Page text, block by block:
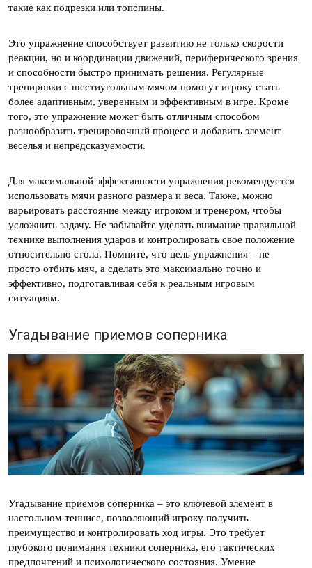
такие как подрезки или топспины.
Это упражнение способствует развитию не только скорости
реакции, но и координации движений, периферического зрения
и способности быстро принимать решения. Регулярные
тренировки с шестиугольным мячом помогут игроку стать
более адаптивным, уверенным и эффективным в игре. Кроме
того, это упражнение может быть отличным способом
разнообразить тренировочный процесс и добавить элемент
веселья и непредсказуемости.
Для максимальной эффективности упражнения рекомендуется
использовать мячи разного размера и веса. Также, можно
варьировать расстояние между игроком и тренером, чтобы
усложнить задачу. Не забывайте уделять внимание правильной
технике выполнения ударов и контролировать свое положение
относительно стола. Помните, что цель упражнения – не
просто отбить мяч, а сделать это максимально точно и
эффективно, подготавливая себя к реальным игровым
ситуациям.
Угадывание приемов соперника
Угадывание приемов соперника – это ключевой элемент в
настольном теннисе, позволяющий игроку получить
преимущество и контролировать ход игры. Это требует
глубокого понимания техники соперника, его тактических
предпочтений и психологического состояния. Умение